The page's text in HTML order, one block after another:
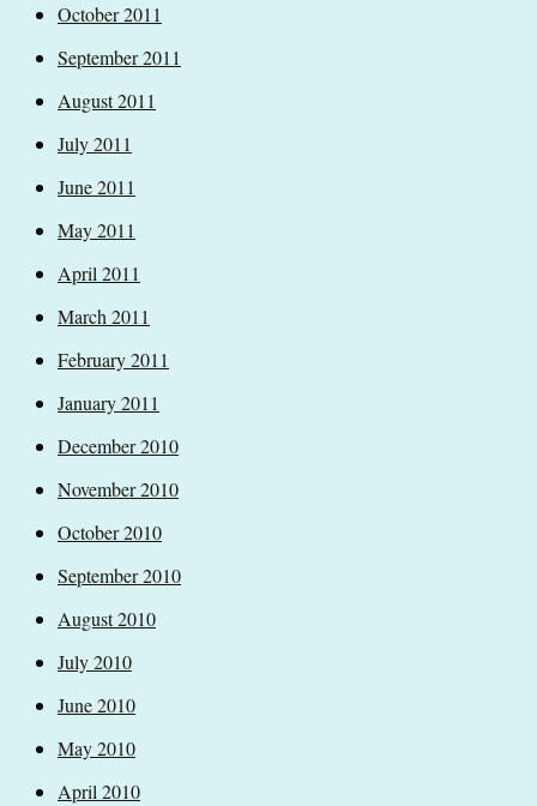
October 2011
September 2011
August 2011
July 2011
June 2011
May 2011
April 2011
March 2011
February 2011
January 2011
December 2010
November 2010
October 2010
September 2010
August 2010
July 2010
June 2010
May 2010
April 2010